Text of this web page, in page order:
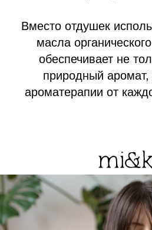
Вместо отдушек
масла
обеспечивает не
природный
ароматерапии от